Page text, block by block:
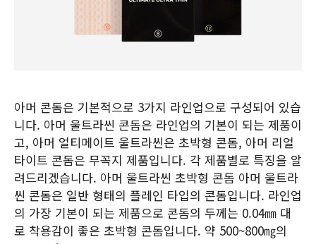
아머 콘돔은 기본적으로 3가지 라인업으로 구성되어 있습
니다. 아머 울트라씬 콘돔은 라인업의 기본이 되는 제품이
고, 아머 얼티메이트 울트라씬은 초박형 콘돔, 아머 리얼
타이트 콘돔은 무꼭지 제품입니다. 각 제품별로 특징을 알
려드리겠습니다. 아머 울트라씬 초박형 콘돔 아머 울트라
씬 콘돔은 일반 형태의 플레인 타입의 콘돔입니다. 라인업
의 가장 기본이 되는 제품으로 콘돔의 두께는 0.04㎜ 대
로 착용감이 좋은 초박형 콘돔입니다. 약 500~800㎎의